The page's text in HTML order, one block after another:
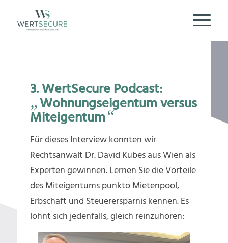
3. WertSecure Podcast:
„Wohnungseigentum versus
Miteigentum“
Für dieses Interview konnten wir
Rechtsanwalt Dr. David Kubes aus Wien als
Experten gewinnen. Lernen Sie die Vorteile
des Miteigentums punkto Mietenpool,
Erbschaft und Steuerersparnis kennen. Es
lohnt sich jedenfalls, gleich reinzuhören: